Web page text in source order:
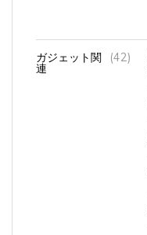
ガジェット関
連
(42)